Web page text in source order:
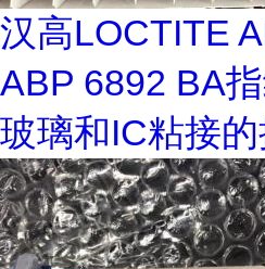
汉高LOCTITE
ABP 6892 BA
玻璃和IC粘接的